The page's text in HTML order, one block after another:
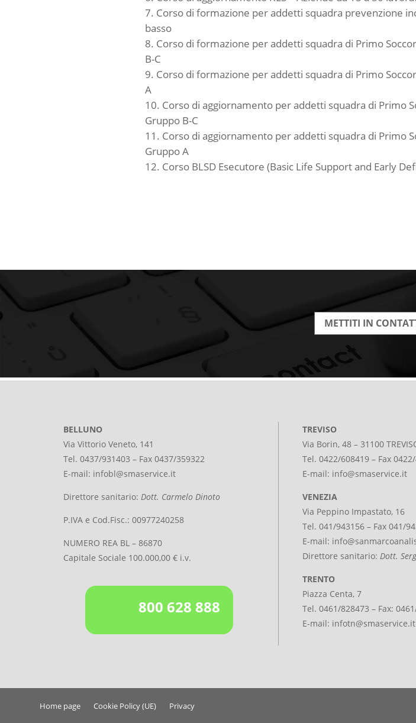
Corso di formazione per addetti squadra prevenzione
basso
Corso di formazione per addetti squadra di Primo
B-C
Corso di formazione per addetti squadra di Primo
A
Corso di aggiornamento per addetti squadra di Primo
Gruppo B-C
Corso di aggiornamento per addetti squadra di Primo
Gruppo A
Corso BLSD Esecutore (Basic Life Support and Early
METTITI IN
BELLUNO
Via Vittorio Veneto, 141
Tel. 0437/931403 – Fax 0437/359322
E-mail: infobl@smaservice.it
Direttore sanitario:Dott. Carmelo Dinoto
P.IVA e Cod.Fisc.: 00977240258
NUMERO REA BL – 86870
Capitale Sociale 100.000,00 € i.v.
800 628 888
TREVISO
Via Borin, 48 – 31100
Tel.0422/608419 – Fax
E-mail: info@smaservice.it
VENEZIA
Via Peppino Impastato, 16
Tel. 041/943156 – Fax 041/
E-mail:
Direttore sanitario:Dott.
TRENTO
Piazza Centa, 7
Tel. 0461/828473 – Fax:
E-mail: infotn@smaservice.it
Home page Cookie Policy (UE) Privacy